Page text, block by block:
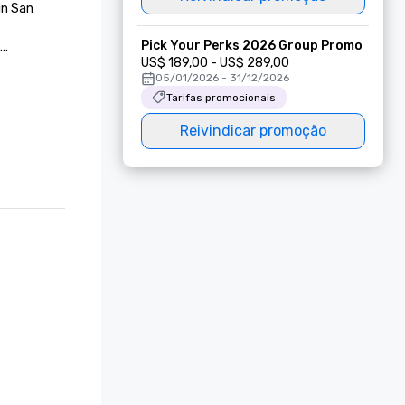
San
Pick Your Perks 2026 Group Promo
US$ 189,00 - US$ 289,00
05/01/2026 - 31/12/2026
Tarifas promocionais
Reivindicar promoção